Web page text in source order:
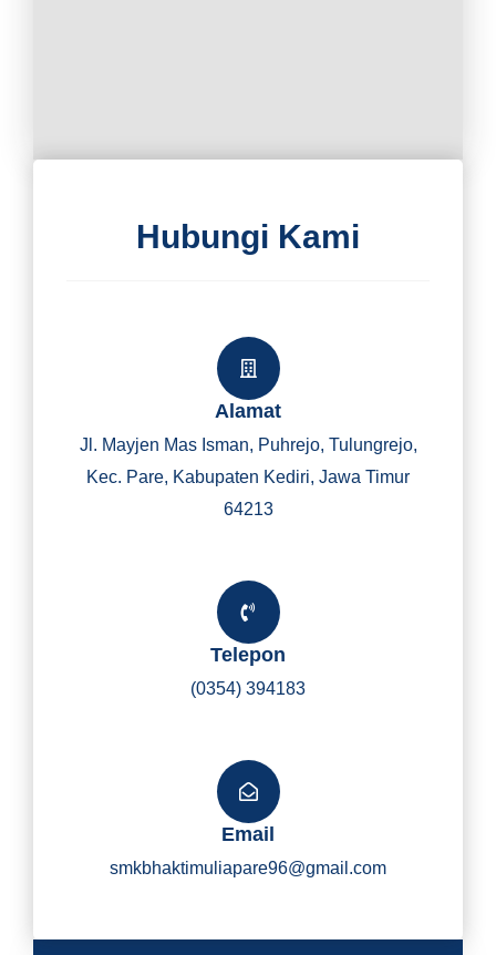
Y
I
Hubungi Kami
Alamat
Jl. Mayjen Mas Isman, Puhrejo, Tulungrejo,
Kec. Pare, Kabupaten Kediri, Jawa Timur
64213
Telepon
(0354) 394183
Email
smkbhaktimuliapare96@gmail.com